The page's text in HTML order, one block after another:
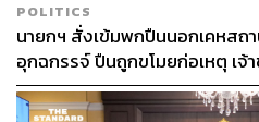
POLITICS
นายกฯ สั่งเข้มพกปืนนอกเคหสถา
อุกฉกรรจ์ ปืนถูกขโมยก่อเหตุ เจ้